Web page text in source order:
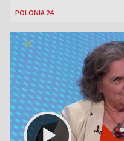
Powstaniec
Zaryan, piosenkarka
POLONIA 24